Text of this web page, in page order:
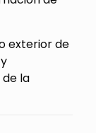
exterior de
la